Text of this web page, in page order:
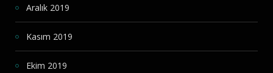
Aralık 2019
Kasım 2019
Ekim 2019